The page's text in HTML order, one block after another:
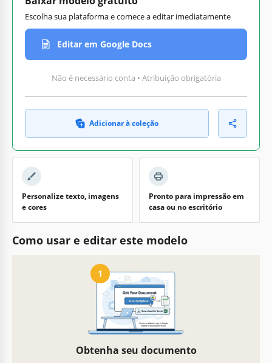
Escolha sua plataforma e comece a editar imediatamente
Editar em Google Docs
Não é necessário conta • Atribuição obrigatória
Adicionar à coleção
Personalize texto, imagens
e cores
Pronto para impressão em
casa ou no escritório
Como usar e editar este modelo
1
Obtenha seu documento